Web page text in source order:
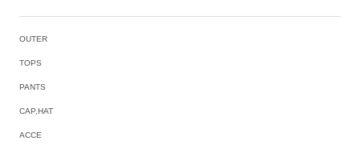
OUTER
TOPS
PANTS
CAP,HAT
ACCE